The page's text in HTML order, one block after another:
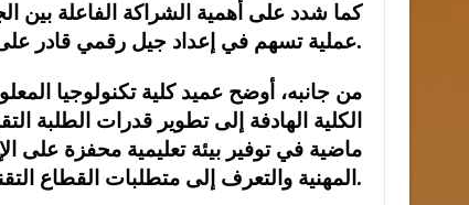
كما شدد على أهمية الشراكة الفاعلة بين
عملية تسهم في إعداد جيل رقمي قادر على الإبداع وصناعة الفرص.
من جانبه، أوضح عميد كلية تكنولوجيا
الكلية الهادفة إلى تطوير قدرات الطلبة
ماضية في توفير بيئة تعليمية محفزة على
المهنية والتعرف إلى متطلبات القطاع التقني.